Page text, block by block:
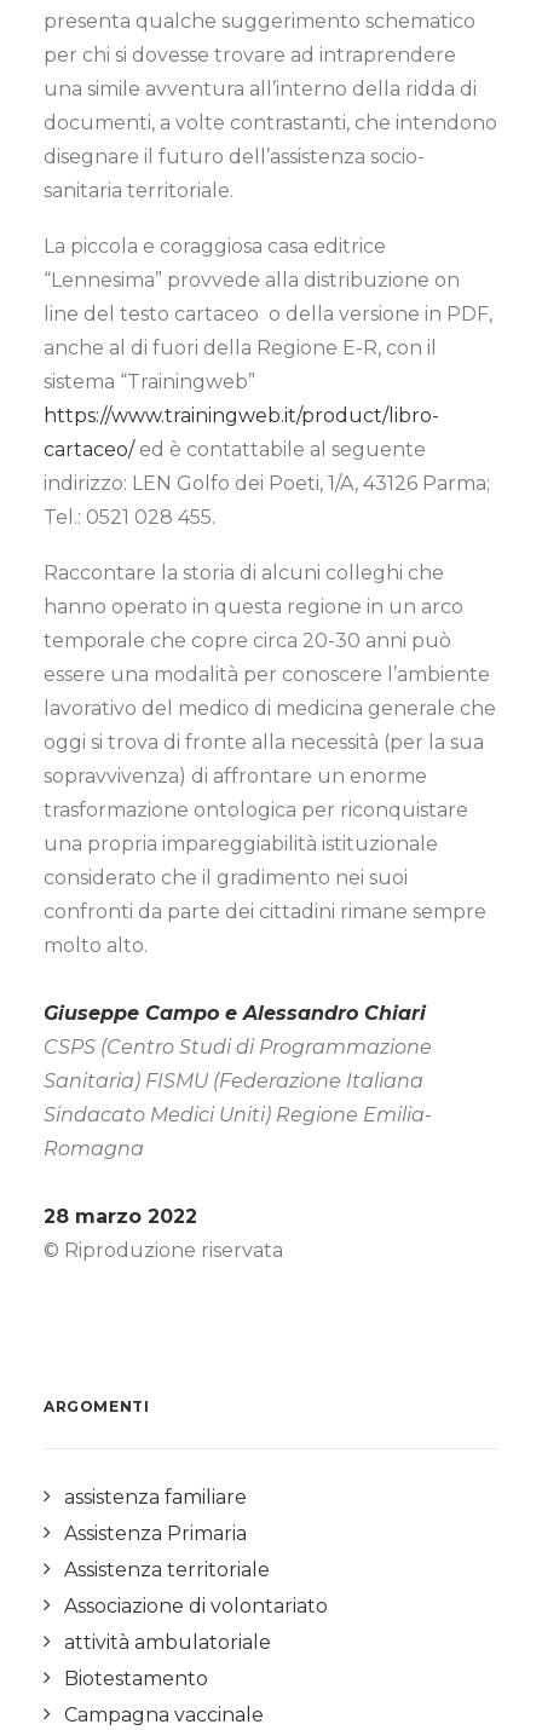
presenta qualche suggerimento schematico
per chi si dovesse trovare ad intraprendere
una simile avventura all’interno della ridda di
documenti, a volte contrastanti, che intendono
disegnare il futuro dell’assistenza socio-
sanitaria territoriale.
La piccola e coraggiosa casa editrice
“Lennesima” provvede alla distribuzione on
line del testo cartaceo o della versione in PDF,
anche al di fuori della Regione E-R, con il
sistema “Trainingweb”
https://www.trainingweb.it/product/libro-
cartaceo/ed è contattabile al seguente
indirizzo: LEN Golfo dei Poeti, 1/A, 43126 Parma;
Tel.: 0521 028 455.
Raccontare la storia di alcuni colleghi che
hanno operato in questa regione in un arco
temporale che copre circa 20-30 anni può
essere una modalità per conoscere l’ambiente
lavorativo del medico di medicina generale che
oggi si trova di fronte alla necessità (per la sua
sopravvivenza) di affrontare un enorme
trasformazione ontologica per riconquistare
una propria impareggiabilità istituzionale
considerato che il gradimento nei suoi
confronti da parte dei cittadini rimane sempre
molto alto.
Giuseppe Campo e Alessandro Chiari
CSPS (Centro Studi di Programmazione
Sanitaria) FISMU (Federazione Italiana
Sindacato Medici Uniti) Regione Emilia-
Romagna
28 marzo 2022
© Riproduzione riservata
ARGOMENTI
assistenza familiare
Assistenza Primaria
Assistenza territoriale
Associazione di volontariato
attività ambulatoriale
Biotestamento
Campagna vaccinale